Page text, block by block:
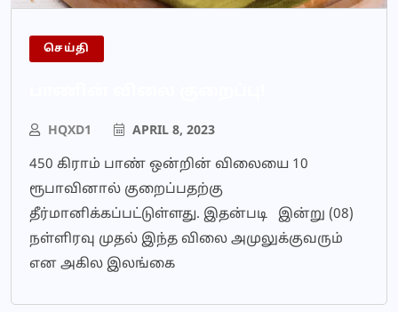
செய்தி
HQXD1 APRIL 8, 2023
450 கிராம் பாண் ஒன்றின் விலையை 10
ரூபாவினால் குறைப்பதற்கு
தீர்மானிக்கப்பட்டுள்ளது. இதன்படி இன்று (08)
நள்ளிரவு முதல் இந்த விலை அமுலுக்குவரும்
என அகில இலங்கை